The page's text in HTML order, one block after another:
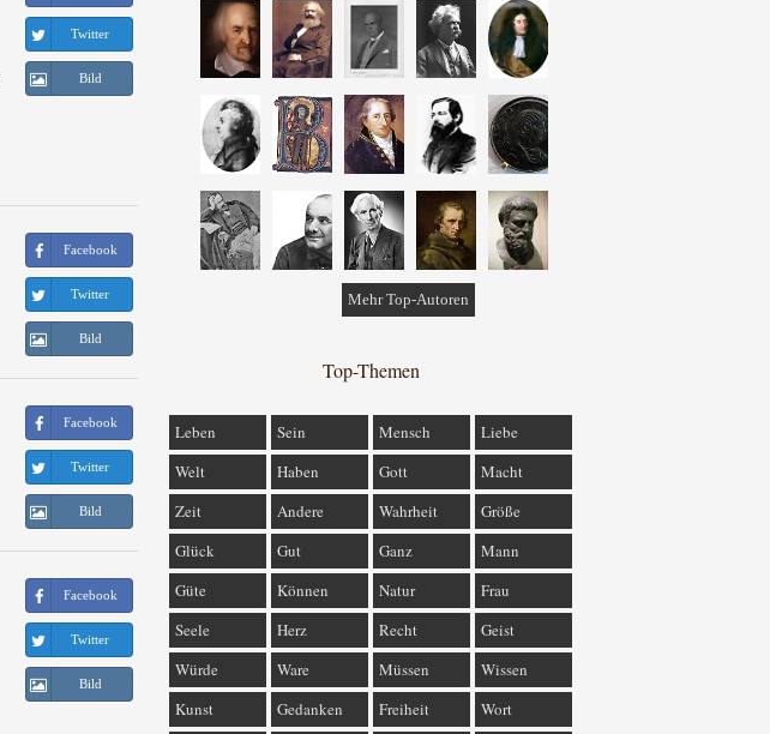
Twitter
Bild
Facebook
Twitter
Bild
Facebook
Twitter
Bild
Facebook
Twitter
Bild
Mehr Top-Autoren
Top-Themen
Leben Sein Mensch
Liebe
Welt
Haben Gott
Macht
Zeit
Andere Wahrheit
Größe
Glück
Gut Ganz
Mann
Güte
Können Natur
Frau
Seele
Herz Recht
Geist
Würde
Ware Müssen
Wissen
Kunst
Gedanken Freiheit
Wort